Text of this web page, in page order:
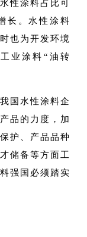
性涂料占比可
长。水性涂料
也为开发环境
业涂料“油转
国水性涂料企
品的力度，加
护、产品品种
储备等方面工
强国必须踏实